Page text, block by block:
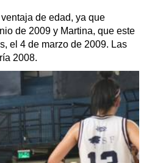
de edad, ya que
de 2009 y Martina, que este
el 4 de marzo de 2009. Las
2008.